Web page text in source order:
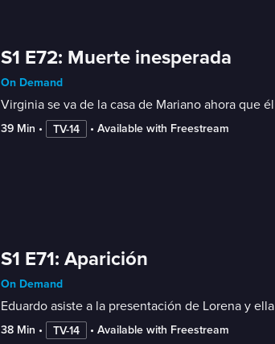
S1 E72: Muerte inesperada
On Demand
Virginia se va de la casa de Mariano ahora que
39 Min • TV-14 • Available with Freestream
S1 E71: Aparición
On Demand
Eduardo asiste a la presentación de Lorena y
38 Min • TV-14 • Available with Freestream